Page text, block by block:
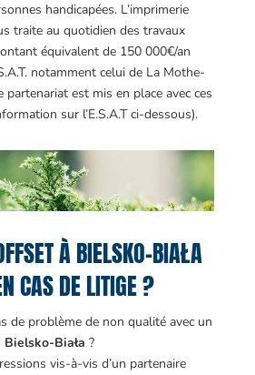
handicapées. L’imprimerie
traite au quotidien des travaux
équivalent de 150 000€/an
notamment celui de La Mothe-
partenariat est mis en place avec ces
sur l’E.S.A.T ci-dessous).
À BIELSKO-BIAŁA
CAS DE LITIGE ?
de problème de non qualité avec un
Biała ?
vis-à-vis d’un partenaire